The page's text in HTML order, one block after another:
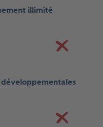
illimité